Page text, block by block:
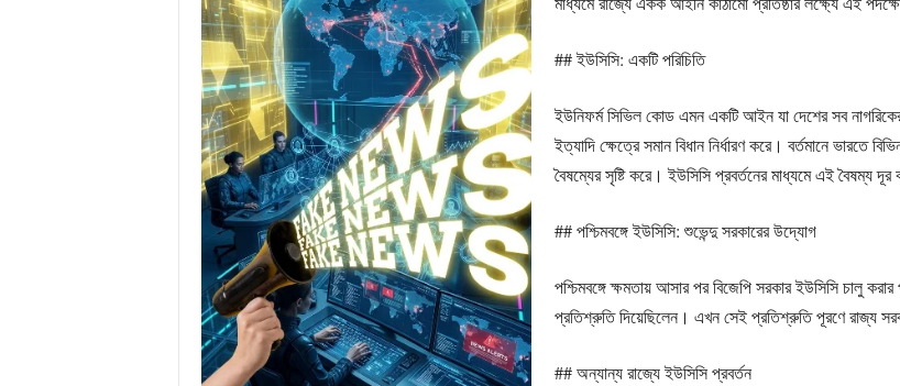
## ইউসিসি: একটি পরিচিতি
ইউনিফর্ম সিভিল কোড এমন একটি আইন যা দেশের সব
ইত্যাদি ক্ষেত্রে সমান বিধান নির্ধারণ করে। বর্তমানে
বৈষম্যের সৃষ্টি করে। ইউসিসি প্রবর্তনের মাধ্যমে এই বৈষম্য দূর
## পশ্চিমবঙ্গে ইউসিসি: শুভেন্দু সরকারের উদ্যোগ
পশ্চিমবঙ্গে ক্ষমতায় আসার পর বিজেপি সরকার ইউসিসি চালু
প্রতিশ্রুতি দিয়েছিলেন। এখন সেই প্রতিশ্রুতি পূরণে রাজ্য
## অন্যান্য রাজ্যে ইউসিসি প্রবর্তন